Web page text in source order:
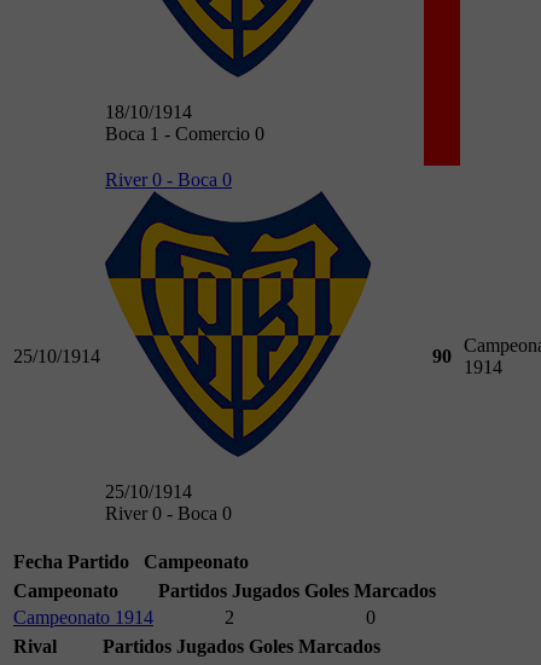
18/10/1914
Boca 1 - Comercio 0
25/10/1914
River 0 - Boca 0
25/10/1914
River 0 - Boca 0
90
1914
Fecha Partido
Campeonato
Campeonato
Partidos Jugados Goles Marcados
Campeonato 1914
2
0
Rival
Partidos Jugados Goles Marcados